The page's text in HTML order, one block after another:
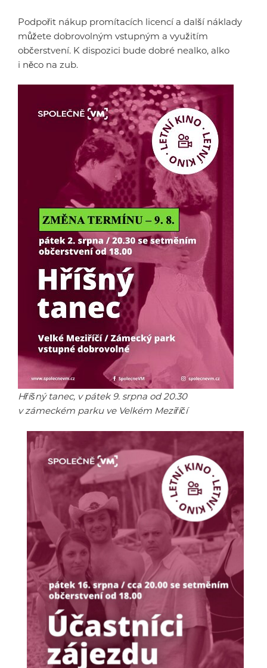
Podpořit nákup promítacích licencí a další náklady
můžete dobrovolným vstupným a využitím
občerstvení. K dispozici bude dobré nealko, alko
i něco na zub.
Hříšný tanec, v pátek 9. srpna od 20.30
v zámeckém parku ve Velkém Meziříčí